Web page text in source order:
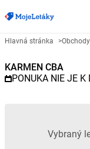
Reklamný
Hlavná stránka >Obchody
KARMEN CBA
PONUKA NIE JE K
Vybraný